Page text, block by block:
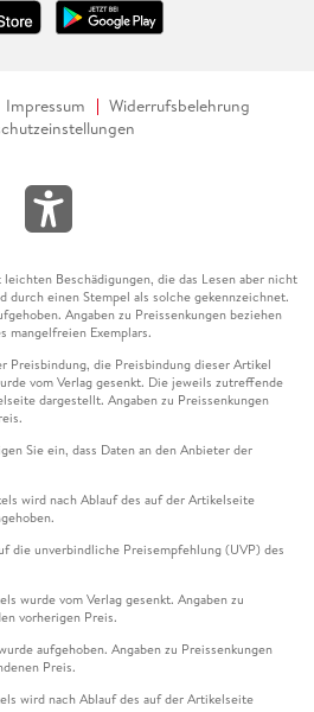
Impressum
Widerrufsbelehrung
Beschädigungen, die das Lesen aber nicht
durch einen Stempel als solche gekennzeichnet.
Angaben zu Preissenkungen beziehen
mangelfreien Exemplars.
Preisbindung, die Preisbindung dieser Artikel
vom Verlag gesenkt. Die jeweils zutreffende
dargestellt. Angaben zu Preissenkungen
Sie ein, dass Daten an den Anbieter der
wird nach Ablauf des auf der Artikelseite
die unverbindliche Preisempfehlung (UVP) des
wurde vom Verlag gesenkt. Angaben zu
vorherigen Preis.
aufgehoben. Angaben zu Preissenkungen
Preis.
wird nach Ablauf des auf der Artikelseite